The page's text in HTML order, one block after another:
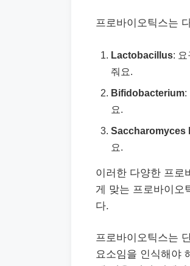
프로바이오틱스는
Lactobacillus:
줘요.
Bifidobacterium:
요.
Saccharomyces
요.
이러한 다양한 프로
게 맞는 프로바이오
다.
프로바이오틱스는
요소임을 인식해야